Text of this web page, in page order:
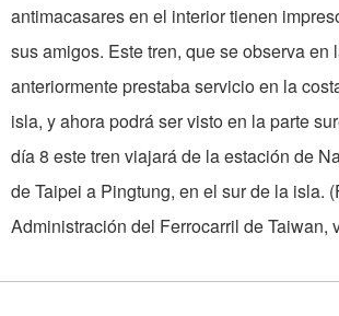
antimacasares en el interior tienen
sus amigos. Este tren, que se observa en
anteriormente prestaba servicio en la
isla, y ahora podrá ser visto en la parte
día 8 este tren viajará de la estación de
de Taipei a Pingtung, en el sur de la isla.
Administración del Ferrocarril de Taiwan,